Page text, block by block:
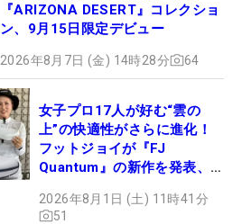
『ARIZONA DESERT』コレクショ
ン、9月15日限定デビュー
2026年8月7日 (金) 14時28分 64
女子プロ17人が好む“雲の
上”の快適性がさらに進化！
フットジョイが『FJ
Quantum』の新作を発表、8
2026年8月1日 (土) 11時41分
51